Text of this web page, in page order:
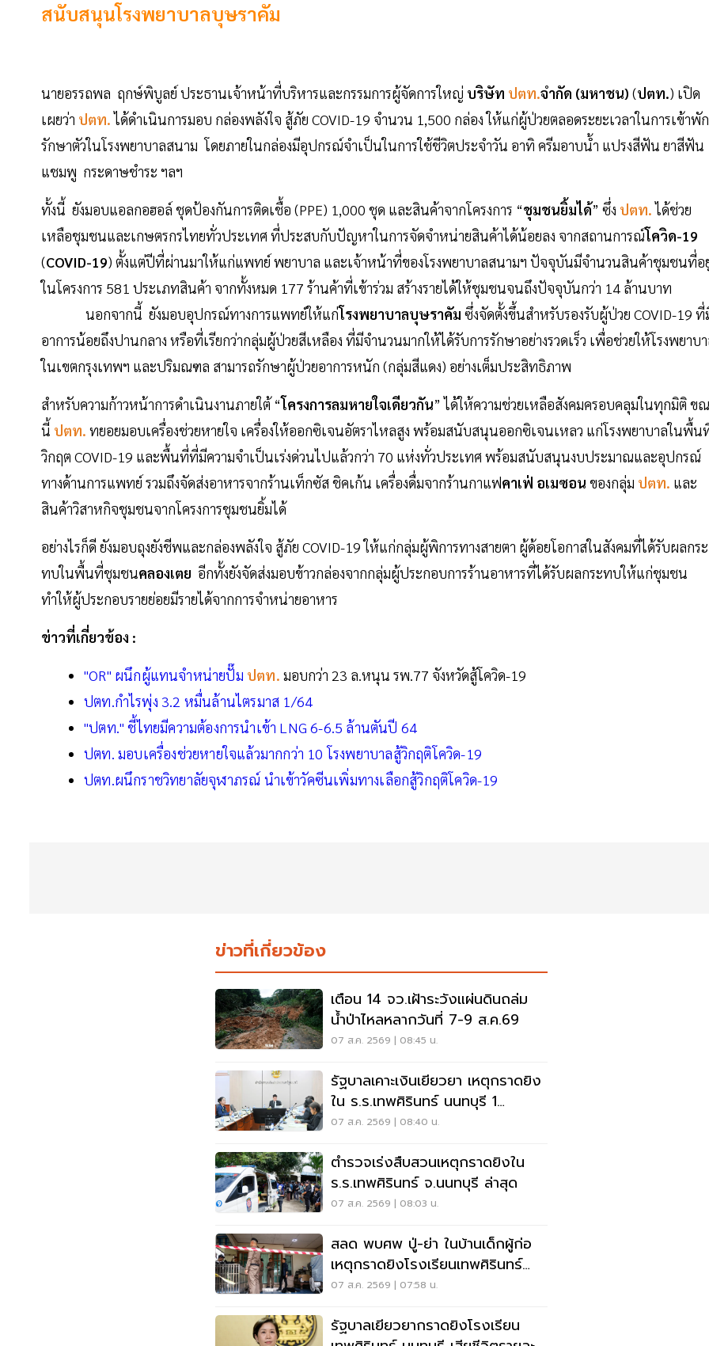
สนับสนุนโรงพยาบาลบุษราคัม
นายอรรถพล ฤกษ์พิบูลย์ ประธานเจ้าหน้าที่บริหารและกรรมการผู้จัดการใหญ่ บริษัท ปตท.จำกัด (มหาชน) (ปตท.) เปิด
เผยว่า ปตท.ได้ดำเนินการมอบ กล่องพลังใจ สู้ภัย COVID-19 จำนวน 1,500 กล่อง ให้แก่ผู้ป่วยตลอดระยะเวลาในการเข้าพัก
รักษาตัวในโรงพยาบาลสนาม โดยภายในกล่องมีอุปกรณ์จำเป็นในการใช้ชีวิตประจำวัน อาทิ ครีมอาบน้ำ แปรงสีฟัน ยาสีฟัน
แชมพู กระดาษชำระ ฯลฯ
ทั้งนี้ ยังมอบแอลกอฮอล์ ชุดป้องกันการติดเชื้อ (PPE) 1,000 ชุด และสินค้าจากโครงการ “ชุมชนยิ้มได้” ซึ่ง ปตท.ได้ช่วย
เหลือชุมชนและเกษตรกรไทยทั่วประเทศ ที่ประสบกับปัญหาในการจัดจำหน่ายสินค้าได้น้อยลง จากสถานการณ์โควิด-19
(COVID-19) ตั้งแต่ปีที่ผ่านมาให้แก่แพทย์ พยาบาล และเจ้าหน้าที่ของโรงพยาบาลสนามฯ ปัจจุบันมีจำนวนสินค้าชุมชนที่อ
ในโครงการ 581 ประเภทสินค้า จากทั้งหมด 177 ร้านค้าที่เข้าร่วม สร้างรายได้ให้ชุมชนจนถึงปัจจุบันกว่า 14 ล้านบาท
นอกจากนี้ ยังมอบอุปกรณ์ทางการแพทย์ให้แก่โรงพยาบาลบุษราคัม ซึ่งจัดตั้งขึ้นสำหรับรองรับผู้ป่วย COVID-19 ที่
อาการน้อยถึงปานกลาง หรือที่เรียกว่ากลุ่มผู้ป่วยสีเหลือง ที่มีจำนวนมากให้ได้รับการรักษาอย่างรวดเร็ว เพื่อช่วยให้โรงพยาบ
ในเขตกรุงเทพฯ และปริมณฑล สามารถรักษาผู้ป่วยอาการหนัก (กลุ่มสีแดง) อย่างเต็มประสิทธิภาพ
สำหรับความก้าวหน้าการดำเนินงานภายใต้ “โครงการลมหายใจเดียวกัน” ได้ให้ความช่วยเหลือสังคมครอบคลุมในทุกมิติ ข
นี้ ปตท. ทยอยมอบเครื่องช่วยหายใจ เครื่องให้ออกซิเจนอัตราไหลสูง พร้อมสนับสนุนออกซิเจนเหลว แก่โรงพยาบาลในพื้น
วิกฤต COVID-19 และพื้นที่ที่มีความจำเป็นเร่งด่วนไปแล้วกว่า 70 แห่งทั่วประเทศ พร้อมสนับสนุนงบประมาณและอุปกรณ์
ทางด้านการแพทย์ รวมถึงจัดส่งอาหารจากร้านเท็กซัส ชิคเก้น เครื่องดื่มจากร้านกาแฟคาเฟ่ อเมซอน ของกลุ่ม ปตท. และ
สินค้าวิสาหกิจชุมชนจากโครงการชุมชนยิ้มได้
อย่างไรก็ดี ยังมอบถุงยังชีพและกล่องพลังใจ สู้ภัย COVID-19 ให้แก่กลุ่มผู้พิการทางสายตา ผู้ด้อยโอกาสในสังคมที่ได้รับผลกระ
ทบในพื้นที่ชุมชนคลองเตย อีกทั้งยังจัดส่งมอบข้าวกล่องจากกลุ่มผู้ประกอบการร้านอาหารที่ได้รับผลกระทบให้แก่ชุมชน
ทำให้ผู้ประกอบรายย่อยมีรายได้จากการจำหน่ายอาหาร
ข่าวที่เกี่ยวข้อง :
"OR" ผนึกผู้แทนจำหน่ายปั๊ม ปตท. มอบกว่า 23 ล.หนุน รพ.77 จังหวัดสู้โควิด-19
ปตท.กำไรพุ่ง 3.2 หมื่นล้านไตรมาส 1/64
"ปตท." ชี้ไทยมีความต้องการนำเข้า LNG 6-6.5 ล้านตันปี 64
ปตท. มอบเครื่องช่วยหายใจแล้วมากกว่า 10 โรงพยาบาลสู้วิกฤติโควิด-19
ปตท.ผนึกราชวิทยาลัยจุฬาภรณ์ นำเข้าวัคซีนเพิ่มทางเลือกสู้วิกฤติโควิด-19
ข่าวที่เกี่ยวข้อง
เตือน 14 จว.เฝ้าระวังแผ่นดินถล่ม
น้ำป่าไหลหลากวันที่ 7-9 ส.ค.69
07 ส.ค. 2569 | 08:45 น.
รัฐบาลเคาะเงินเยียวยา เหตุกราดยิง
ใน ร.ร.เทพศิรินทร์ นนทบุรี 1
แสน-1ล้าน
07 ส.ค. 2569 | 08:40 น.
ตำรวจเร่งสืบสวนเหตุกราดยิงใน
ร.ร.เทพศิรินทร์ จ.นนทบุรี ล่าสุด
07 ส.ค. 2569 | 08:03 น.
สลด พบศพ ปู่-ย่า ในบ้านเด็กผู้ก่อ
เหตุกราดยิงโรงเรียนเทพศิรินทร์
นนทบุรี
07 ส.ค. 2569 | 07:58 น.
รัฐบาลเยียวยากราดยิงโรงเรียน